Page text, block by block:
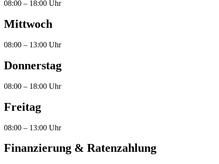
08:00 – 18:00 Uhr
Mittwoch
08:00 – 13:00 Uhr
Donnerstag
08:00 – 18:00 Uhr
Freitag
08:00 – 13:00 Uhr
Finanzierung & Ratenzahlung